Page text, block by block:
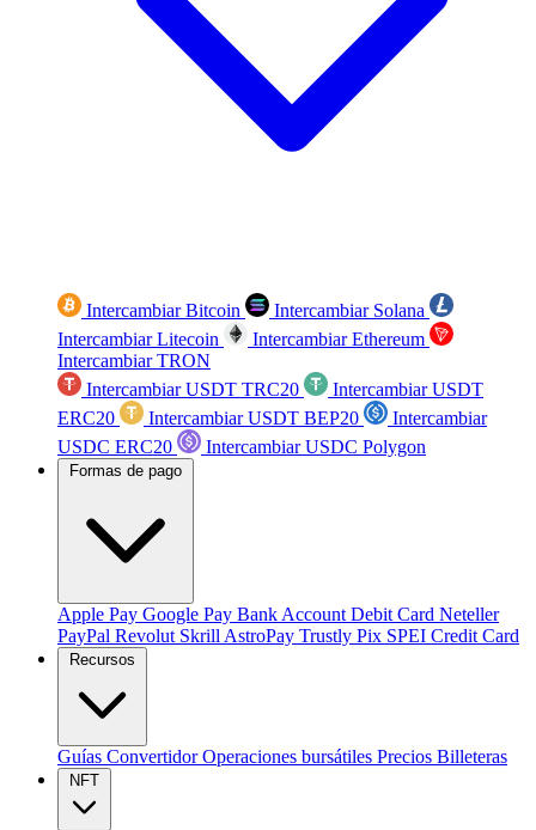
Intercambiar Bitcoin
Intercambiar Solana
Intercambiar Litecoin
Intercambiar Ethereum
Intercambiar TRON
Intercambiar USDT TRC20
Intercambiar USDT
ERC20
Intercambiar USDT BEP20
Intercambiar
USDC ERC20
Intercambiar USDC Polygon
Formas de pago
Apple Pay Google Pay Bank Account Debit Card Neteller
PayPal Revolut Skrill AstroPay Trustly Pix SPEI Credit Card
Recursos
Guías ConvertidorOperaciones bursátiles Precios Billeteras
NFT